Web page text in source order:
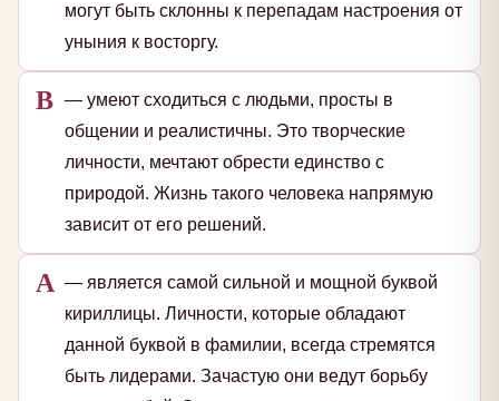
могут быть склонны к перепадам настроения от
уныния к восторгу.
В — умеют сходиться с людьми, просты в
общении и реалистичны. Это творческие
личности, мечтают обрести единство с
природой. Жизнь такого человека напрямую
зависит от его решений.
А — является самой сильной и мощной буквой
кириллицы. Личности, которые обладают
данной буквой в фамилии, всегда стремятся
быть лидерами. Зачастую они ведут борьбу